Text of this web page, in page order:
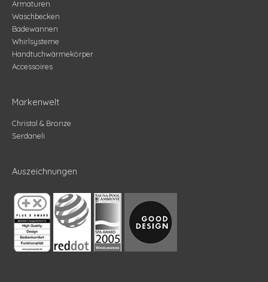
Armaturen
Waschbecken
Badewannen
Whirlsysteme
Handtuchwärmekörper
Accessoires
Markenwelt
Christal & Bronze
Serdaneli
Auszeichnungen